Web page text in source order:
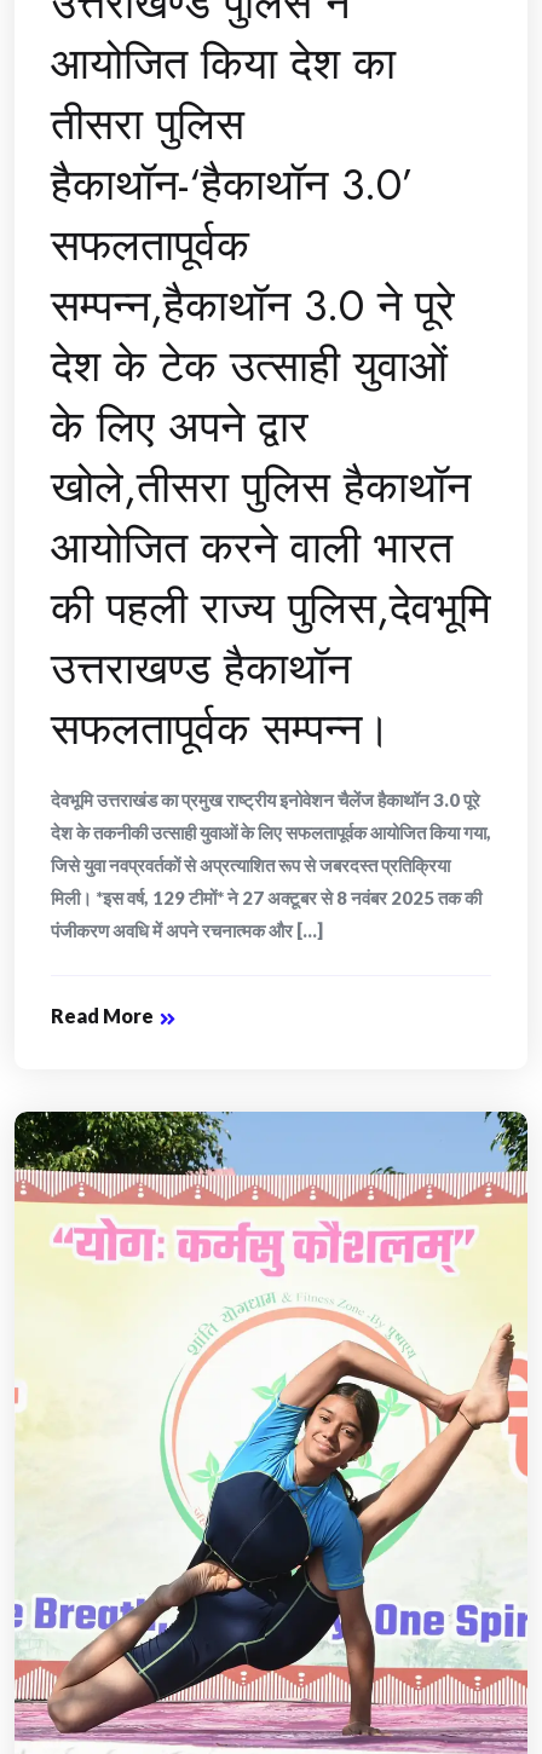
आयोजित किया देश का
तीसरा पुलिस
हैकाथॉन-‘हैकाथॉन 3.0’
सफलतापूर्वक
सम्पन्न,हैकाथॉन 3.0 ने पूरे
देश के टेक उत्साही युवाओं
के लिए अपने द्वार
खोले,तीसरा पुलिस हैकाथॉन
आयोजित करने वाली भारत
की पहली राज्य पुलिस,देवभूमि
उत्तराखण्ड हैकाथॉन
सफलतापूर्वक सम्पन्न।
देवभूमि उत्तराखंड का प्रमुख राष्ट्रीय इनोवेशन चैलेंज हैकाथॉन 3.0 पूरे
देश के तकनीकी उत्साही युवाओं के लिए सफलतापूर्वक आयोजित किया गया,
जिसे युवा नवप्रवर्तकों से अप्रत्याशित रूप से जबरदस्त प्रतिक्रिया
मिली। *इस वर्ष, 129 टीमों* ने 27 अक्टूबर से 8 नवंबर 2025 तक की
पंजीकरण अवधि में अपने रचनात्मक और [...]
Read More